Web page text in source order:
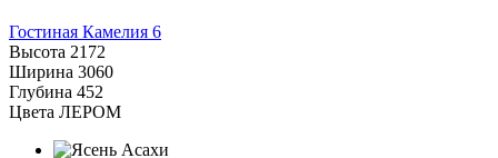
Гостиная Камелия 6
Высота 2172
Ширина 3060
Глубина 452
Цвета ЛЕРОМ